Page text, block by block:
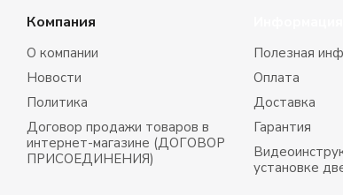
Компания
О компании
Новости
Политика
Договор продажи товаров в
интернет-магазине (ДОГОВОР
ПРИСОЕДИНЕНИЯ)
Полезная
Оплата
Доставка
Гарантия
установке